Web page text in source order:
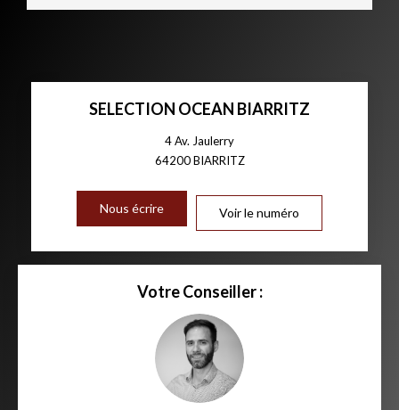
SELECTION OCEAN BIARRITZ
4 Av. Jaulerry
64200BIARRITZ
Nous écrire Voir le numéro
Votre Conseiller :